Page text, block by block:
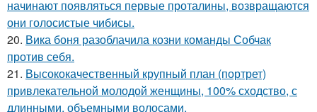
начинают появляться первые проталины, возвращаются
они голосистые чибисы.
20. Вика боня разоблачила козни команды Собчак
против себя.
21. Высококачественный крупный план (портрет)
привлекательной молодой женщины, 100% сходство, с
длинными, объемными волосами.